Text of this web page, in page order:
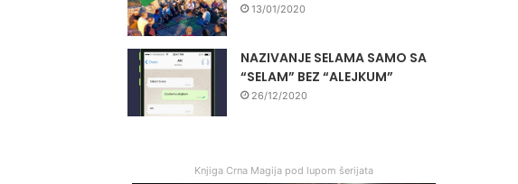
13/01/2020
NAZIVANJE SELAMA SAMO SA
“SELAM” BEZ “ALEJKUM”
26/12/2020
Knjiga Crna Magija pod lupom šerijata